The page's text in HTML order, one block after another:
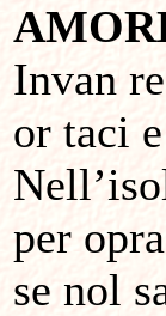
Invan
or taci
per
se nol